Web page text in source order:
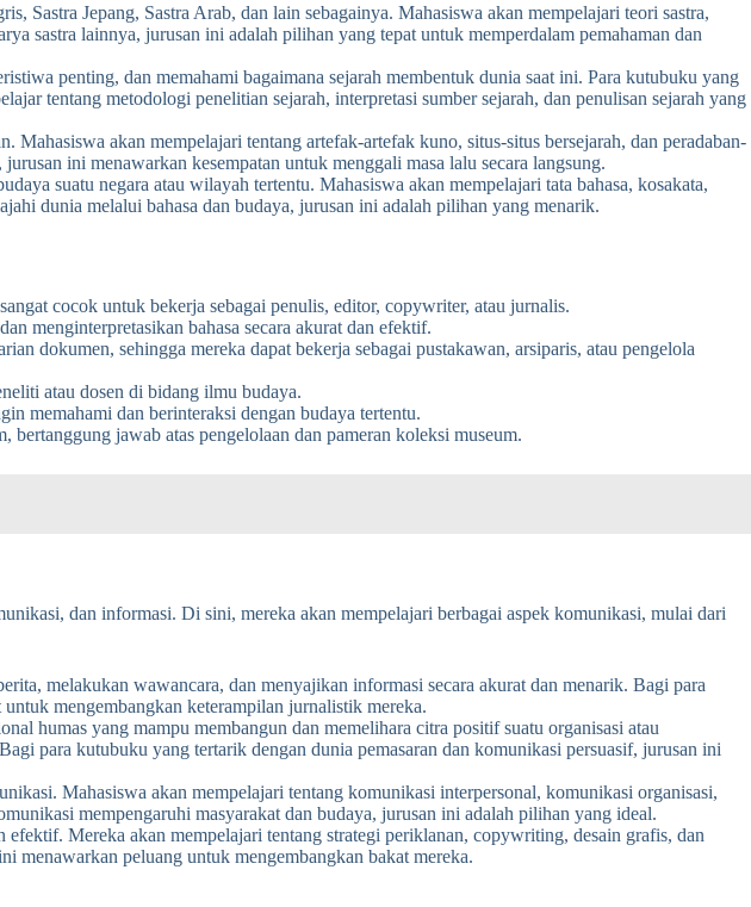
Sastra Jepang, Sastra Arab, dan lain sebagainya. Mahasiswa akan mempelajari teori sastra,
sastra lainnya, jurusan ini adalah pilihan yang tepat untuk memperdalam pemahaman dan
penting, dan memahami bagaimana sejarah membentuk dunia saat ini. Para kutubuku yang
tentang metodologi penelitian sejarah, interpretasi sumber sejarah, dan penulisan sejarah yang
Mahasiswa akan mempelajari tentang artefak-artefak kuno, situs-situs bersejarah, dan peradaban-
ini menawarkan kesempatan untuk menggali masa lalu secara langsung.
suatu negara atau wilayah tertentu. Mahasiswa akan mempelajari tata bahasa, kosakata,
dunia melalui bahasa dan budaya, jurusan ini adalah pilihan yang menarik.
cocok untuk bekerja sebagai penulis, editor, copywriter, atau jurnalis.
menginterpretasikan bahasa secara akurat dan efektif.
dokumen, sehingga mereka dapat bekerja sebagai pustakawan, arsiparis, atau pengelola
atau dosen di bidang ilmu budaya.
memahami dan berinteraksi dengan budaya tertentu.
bertanggung jawab atas pengelolaan dan pameran koleksi museum.
dan informasi. Di sini, mereka akan mempelajari berbagai aspek komunikasi, mulai dari
melakukan wawancara, dan menyajikan informasi secara akurat dan menarik. Bagi para
mengembangkan keterampilan jurnalistik mereka.
humas yang mampu membangun dan memelihara citra positif suatu organisasi atau
para kutubuku yang tertarik dengan dunia pemasaran dan komunikasi persuasif, jurusan ini
Mahasiswa akan mempelajari tentang komunikasi interpersonal, komunikasi organisasi,
mempengaruhi masyarakat dan budaya, jurusan ini adalah pilihan yang ideal.
Mereka akan mempelajari tentang strategi periklanan, copywriting, desain grafis, dan
menawarkan peluang untuk mengembangkan bakat mereka.